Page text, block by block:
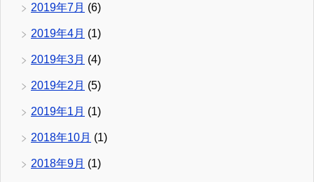
2019年7月 (6)
2019年4月 (1)
2019年3月 (4)
2019年2月 (5)
2019年1月 (1)
2018年10月 (1)
2018年9月 (1)